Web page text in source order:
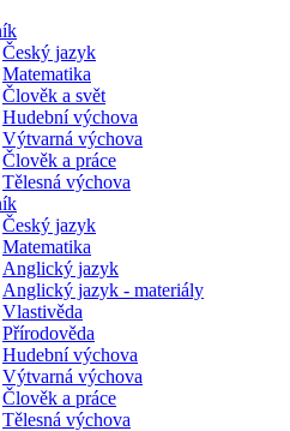
Český jazyk
Matematika
Člověk a svět
Hudební výchova
Výtvarná výchova
Člověk a práce
Tělesná výchova
Český jazyk
Matematika
Anglický jazyk
Anglický jazyk - materiály
Vlastivěda
Přírodověda
Hudební výchova
Výtvarná výchova
Člověk a práce
Tělesná výchova